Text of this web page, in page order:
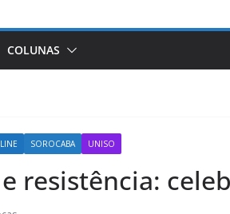
COLUNAS
SOROCABA UNISO
resistência: